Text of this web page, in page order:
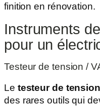
finition en rénovation.
Instruments
pour un
Testeur de tension /
Le testeur de
des rares outils qui